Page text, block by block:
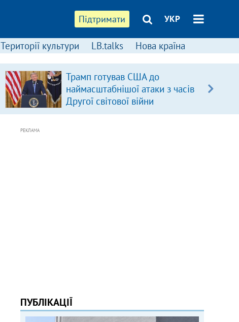
Підтримати УКР
Території культури LB.talks Нова країна
Трамп готував США до
наймасштабнішої атаки з часів
Другої світової війни
РЕКЛАМА
ПУБЛІКАЦІЇ